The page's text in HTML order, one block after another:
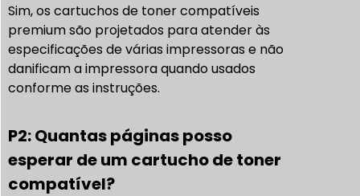
Sim, os cartuchos de toner compatíveis
premium são projetados para atender às
especificações de várias impressoras e não
danificam a impressora quando usados
conforme as instruções.
P2: Quantas páginas posso
esperar de um cartucho de toner
compatível?